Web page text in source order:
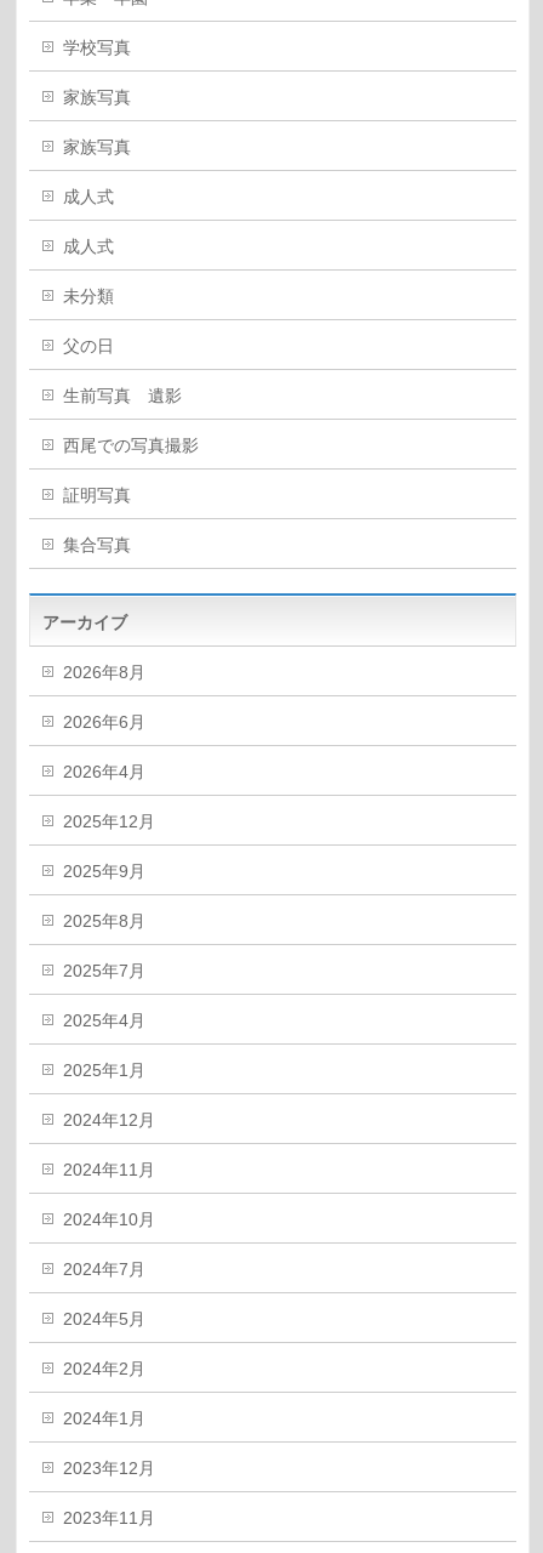
学校写真
家族写真
家族写真
成人式
成人式
未分類
父の日
生前写真 遺影
西尾での写真撮影
証明写真
集合写真
アーカイブ
2026年8月
2026年6月
2026年4月
2025年12月
2025年9月
2025年8月
2025年7月
2025年4月
2025年1月
2024年12月
2024年11月
2024年10月
2024年7月
2024年5月
2024年2月
2024年1月
2023年12月
2023年11月